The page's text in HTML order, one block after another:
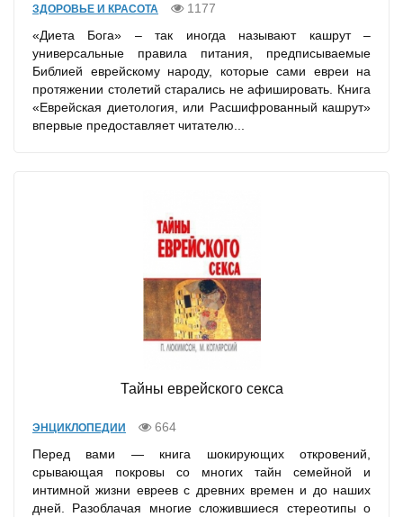
ЗДОРОВЬЕ И КРАСОТА
1177
«Диета Бога» – так иногда называют кашрут –
универсальные правила питания, предписываемые
Библией еврейскому народу, которые сами евреи на
протяжении столетий старались не афишировать. Книга
«Еврейская диетология, или Расшифрованный кашрут»
впервые предоставляет читателю...
Тайны еврейского секса
ЭНЦИКЛОПЕДИИ
664
Перед вами — книга шокирующих откровений,
срывающая покровы со многих тайн семейной и
интимной жизни евреев с древних времен и до наших
дней. Разоблачая многие сложившиеся стереотипы о